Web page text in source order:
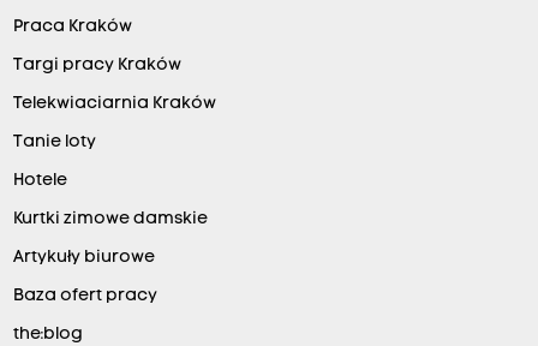
Praca Kraków
Targi pracy Kraków
Telekwiaciarnia Kraków
Tanie loty
Hotele
Kurtki zimowe damskie
Artykuły biurowe
Baza ofert pracy
the:blog